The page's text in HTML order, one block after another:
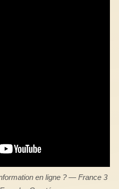
en ligne ? — France 3